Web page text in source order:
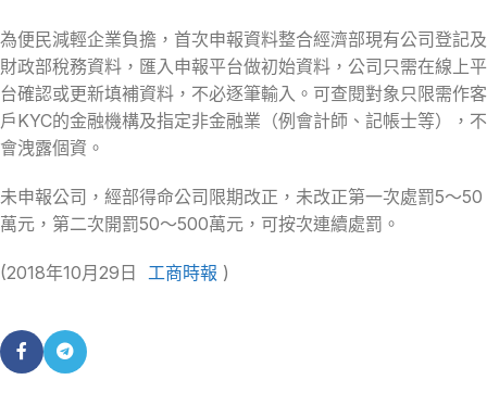
為便民減輕企業負擔，首次申報資料整合經濟部現有公司登記及
財政部稅務資料，匯入申報平台做初始資料，公司只需在線上平
台確認或更新填補資料，不必逐筆輸入。可查閱對象只限需作客
戶KYC的金融機構及指定非金融業（例會計師、記帳士等），不
會洩露個資。
未申報公司，經部得命公司限期改正，未改正第一次處罰5～50
萬元，第二次開罰50～500萬元，可按次連續處罰。
(2018年10月29日 工商時報 )